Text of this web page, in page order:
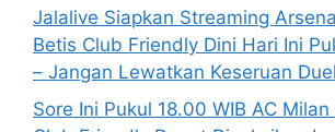
Jalalive Siapkan Streaming
Betis Club Friendly Dini Hari Ini
– Jangan Lewatkan Keseruan
Sore Ini Pukul 18.00 WIB AC